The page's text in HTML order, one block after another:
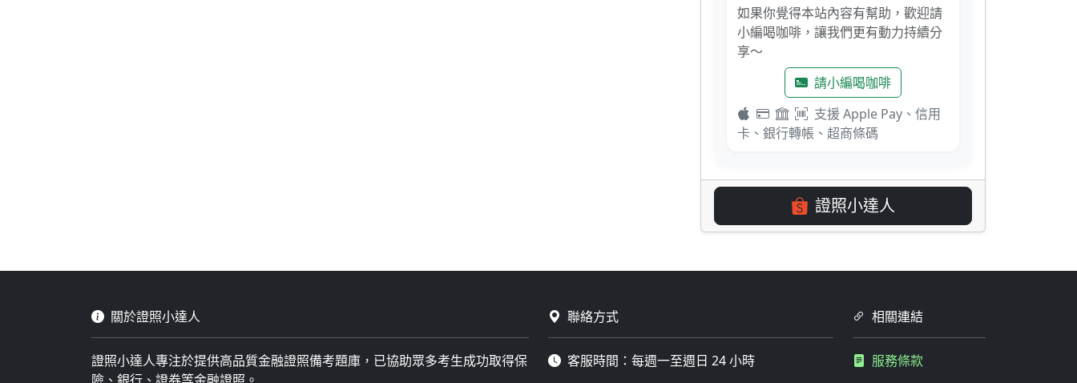
如果你覺得本站內容有幫助，歡迎請
小編喝咖啡，讓我們更有動力持續分
享～
請小編喝咖啡
支援 Apple Pay、信用
卡、銀行轉帳、超商條碼
證照小達人
關於證照小達人
證照小達人專注於提供高品質金融證照備考題庫，已協助眾多考生成功取得保
聯絡方式
客服時間：每週一至週日 24 小時
相關連結
服務條款